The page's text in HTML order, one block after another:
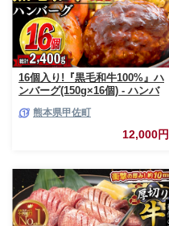
16個入り!『黒毛和牛100%』ハ
ンバーグ(150g×16個) - ハンバ
個包装 小分け 人気 牛肉100%
黒毛和牛 冷凍 国産 おすすめ ラ
ンキング 和牛 お取り寄せ 焼く
産牛 総菜 甲佐町【価格改定】X
熊本県甲佐町
12,000円